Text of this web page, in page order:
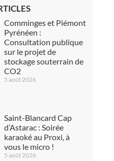
Comminges et Piémont
Pyrénéen :
Consultation publique
sur le projet de
stockage souterrain de
CO2
5 août 2026
Saint-Blancard Cap
d’Astarac : Soirée
karaoké au Proxi, à
vous le micro !
5 août 2026